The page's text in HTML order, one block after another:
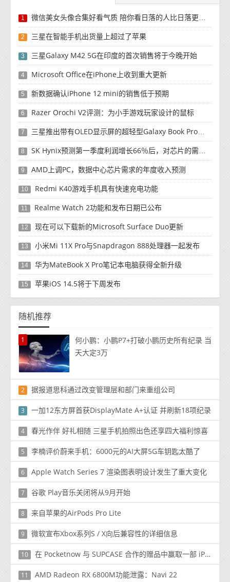
1 微信美女头像合集好看气质 陪你看日落的人比日落更浪漫
2 三星在智能手机出货量上超过了苹果
3 三星Galaxy M42 5G在印度的首次销售将于今晚开始
4 Microsoft Office在iPhone上收到重大更新
5 新数据确认iPhone 12 mini的销售低于预期
6 Razer Orochi V2评测：为小手游戏玩家设计的鼠标
7 三星推出带有OLED显示屏的超轻型Galaxy Book Pro和Galaxy Book Pro 360笔记本电脑
8 SK Hynix预测第一季度利润增长66％后，对芯片的需求将增强
9 AMD上调PC，数据中心芯片需求的年度收入预测
10 Redmi K40游戏手机具有快速充电功能
11 Realme Watch 2功能和发布日期已公布
12 现在可以下载新的Microsoft Surface Duo更新
13 小米Mi 11X Pro与Snapdragon 888处理器一起发布
14 华为MateBook X Pro笔记本电脑获得全新升级
15 苹果iOS 14.5将于下周发布
随机推荐
1
何小鹏：小鹏P7+打破小鹏历史所有纪录 当
天大定3万
2 据报道思科通过改变管理层和部门来重组公司
3 一加12东方屏首获DisplayMate A+认证 并刷新18项纪录
4 春光作伴 好礼相随 三星手机拍照出色还享四大福利惊喜
5 李楠评价蔚来手机：6000元的AI大屏5G车钥匙太酷了
6 Apple Watch Series 7 渲染图表明设计发生了重大变化
7 谷歌 Play音乐关闭将从9月开始
8 来自苹果的AirPods Pro Lite
9 微软宣布Xbox系列S / X向后兼容性的详细信息
10 在 Pocketnow 与 SUPCASE 合作的赠品中赢取一部 iPhone 13
11 AMD Radeon RX 6800M功能泄露：Navi 22